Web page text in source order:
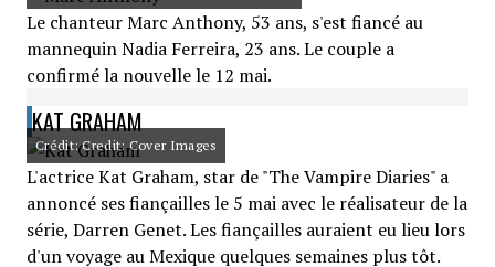
Le chanteur Marc Anthony, 53 ans, s'est fiancé au
mannequin Nadia Ferreira, 23 ans. Le couple a
confirmé la nouvelle le 12 mai.
KAT GRAHAM
Crédit: Credit: Cover Images
L'actrice Kat Graham, star de "The Vampire Diaries" a
annoncé ses fiançailles le 5 mai avec le réalisateur de la
série, Darren Genet. Les fiançailles auraient eu lieu lors
d'un voyage au Mexique quelques semaines plus tôt.